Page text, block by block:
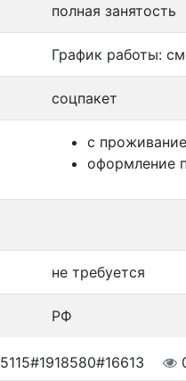
полная занятость
График работы:
соцпакет
с
оформление
не требуется
РФ
5115#1918580#16613